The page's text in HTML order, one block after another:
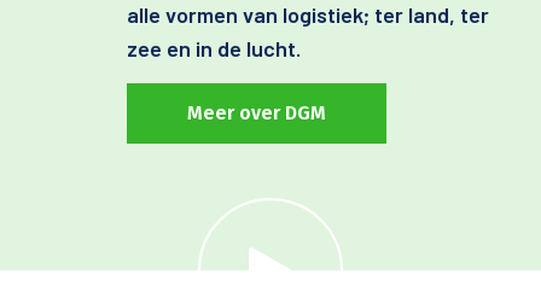
alle vormen van logistiek; ter land, ter
zee en in de lucht.
Meer over DGM